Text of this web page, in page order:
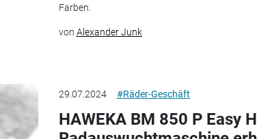
Farben.
von Alexander Junk
29.07.2024 #Räder-Geschäft
HAWEKA BM 850 P Easy